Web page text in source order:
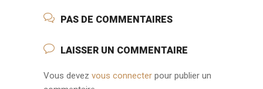
PAS DE COMMENTAIRES
LAISSER UN COMMENTAIRE
Vous devez vous connecter pour publier un